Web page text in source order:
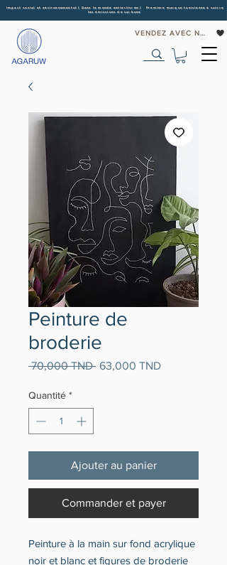
VENDEZ AVEC NOUS
Impact social et environnemental | Dans le monde entierlivrée | Première marque tunisienne à suivre
les émissions de carbone
Peinture de
broderie
70,000 TND Prix
63,000 TNDPrix
Quantité *
Ajouter au panier
Commander et payer
Peinture à la main sur fond acrylique
noir et blanc et figures de broderie